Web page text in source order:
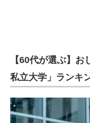
【60代が選ぶ】
私立大学」ランキ